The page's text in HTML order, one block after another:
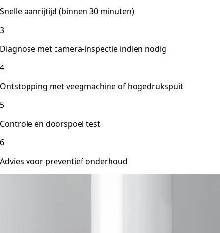
Snelle aanrijtijd (binnen 30 minuten)
3
Diagnose met camera-inspectie indien nodig
4
Ontstopping met veegmachine of hogedrukspuit
5
Controle en doorspoel test
6
Advies voor preventief onderhoud